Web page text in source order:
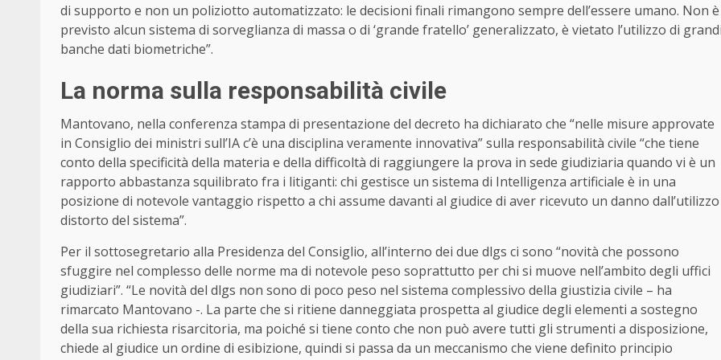
di supporto e non un poliziotto automatizzato: le decisioni finali rimangono sempre dell’essere umano. Non è
previsto alcun sistema di sorveglianza di massa o di ‘grande fratello’ generalizzato, è vietato l’utilizzo di
banche dati biometriche”.
La norma sulla responsabilità civile
Mantovano, nella conferenza stampa di presentazione del decreto ha dichiarato che “nelle misure approvate
in Consiglio dei ministri sull’IA c’è una disciplina veramente innovativa” sulla responsabilità civile “che tiene
conto della specificità della materia e della difficoltà di raggiungere la prova in sede giudiziaria quando vi è un
rapporto abbastanza squilibrato fra i litiganti: chi gestisce un sistema di Intelligenza artificiale è in una
posizione di notevole vantaggio rispetto a chi assume davanti al giudice di aver ricevuto un danno dall’utilizzo
distorto del sistema”.
Per il sottosegretario alla Presidenza del Consiglio, all’interno dei due dlgs ci sono “novità che possono
sfuggire nel complesso delle norme ma di notevole peso soprattutto per chi si muove nell’ambito degli uffici
giudiziari”. “Le novità del dlgs non sono di poco peso nel sistema complessivo della giustizia civile – ha
rimarcato Mantovano -. La parte che si ritiene danneggiata prospetta al giudice degli elementi a sostegno
della sua richiesta risarcitoria, ma poiché si tiene conto che non può avere tutti gli strumenti a disposizione,
chiede al giudice un ordine di esibizione, quindi si passa da un meccanismo che viene definito principio